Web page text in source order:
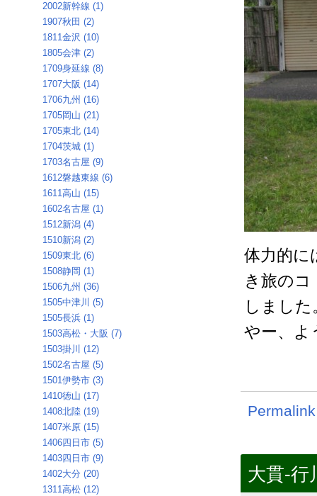
体力的に
き旅の
しました
やー、よ
Permalink
大貫-行
2002新幹線 (1)
1907秋田 (2)
1811金沢 (10)
1805会津 (2)
1709身延線 (8)
1707大阪 (14)
1706九州 (16)
1705岡山 (21)
1705東北 (14)
1704茨城 (1)
1703名古屋 (9)
1612磐越東線 (6)
1611高山 (15)
1602名古屋 (1)
1512新潟 (4)
1510新潟 (2)
1509東北 (6)
1508静岡 (1)
1506九州 (36)
1505中津川 (5)
1505長浜 (1)
1503高松・大阪 (7)
1503掛川 (12)
1502名古屋 (5)
1501伊勢市 (3)
1410徳山 (17)
1408北陸 (19)
1407米原 (15)
1406四日市 (5)
1403四日市 (9)
1402大分 (20)
1311高松 (12)